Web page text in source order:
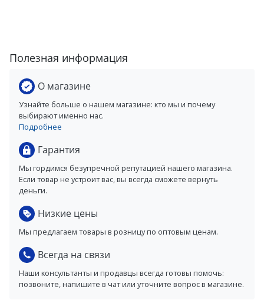
Полезная информация
О магазине
Узнайте больше о нашем магазине: кто мы и почему
выбирают именно нас.
Подробнее
Гарантия
Мы гордимся безупречной репутацией нашего магазина.
Если товар не устроит вас, вы всегда сможете вернуть
деньги.
Низкие цены
Мы предлагаем товары в розницу по оптовым ценам.
Всегда на связи
Наши консультанты и продавцы всегда готовы помочь:
позвоните, напишите в чат или уточните вопрос в магазине.